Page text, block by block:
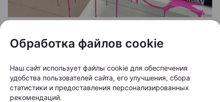
«Мы знаем, как любить Минск во всем
парадные фасады центра, но и за
честный, брутальный характер
спальных и промышленных районов.
Обработка файлов cookie
Наш сайт использует файлы cookie для обеспечения
удобства пользователей сайта, его улучшения, сбора
статистики и предоставления персонализированных
рекомендаций.